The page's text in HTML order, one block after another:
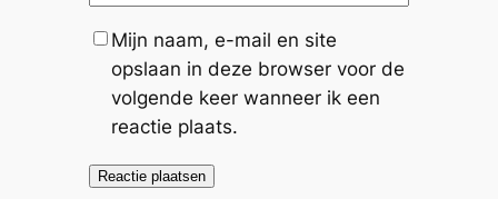
Mijn naam, e-mail en site
opslaan in deze browser voor de
volgende keer wanneer ik een
reactie plaats.